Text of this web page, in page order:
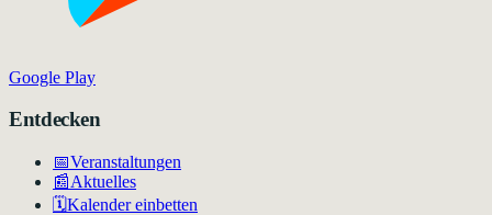
Google Play
Entdecken
📅Veranstaltungen
📰Aktuelles
🗓️Kalender einbetten